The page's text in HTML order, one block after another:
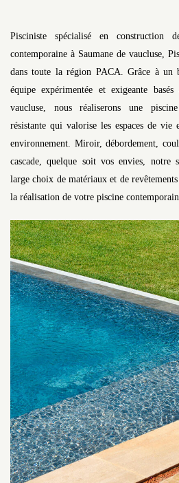
Pisciniste spécialisé en construction
contemporaine à Saumane de vaucluse,
dans toute la région PACA. Grâce à un
équipe expérimentée et exigeante
vaucluse, nous réaliserons une
résistante qui valorise les espaces de vie
environnement. Miroir, débordement,
cascade, quelque soit vos envies, notre
large choix de matériaux et de
la réalisation de votre piscine